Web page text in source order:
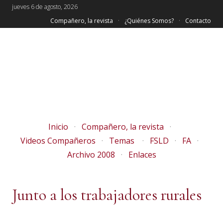
jueves 6 de agosto, 2026
Compañero, la revista
¿Quiénes Somos? Contacto
Inicio
Compañero, la revista
Videos Compañeros
Temas FSLD
FA
Archivo 2008
Enlaces
Junto a los trabajadores rurales